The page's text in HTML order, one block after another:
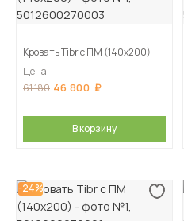
Кровать Tibr с ПМ (140х200)
Цена
61 180 46 800
В корзину
-24%